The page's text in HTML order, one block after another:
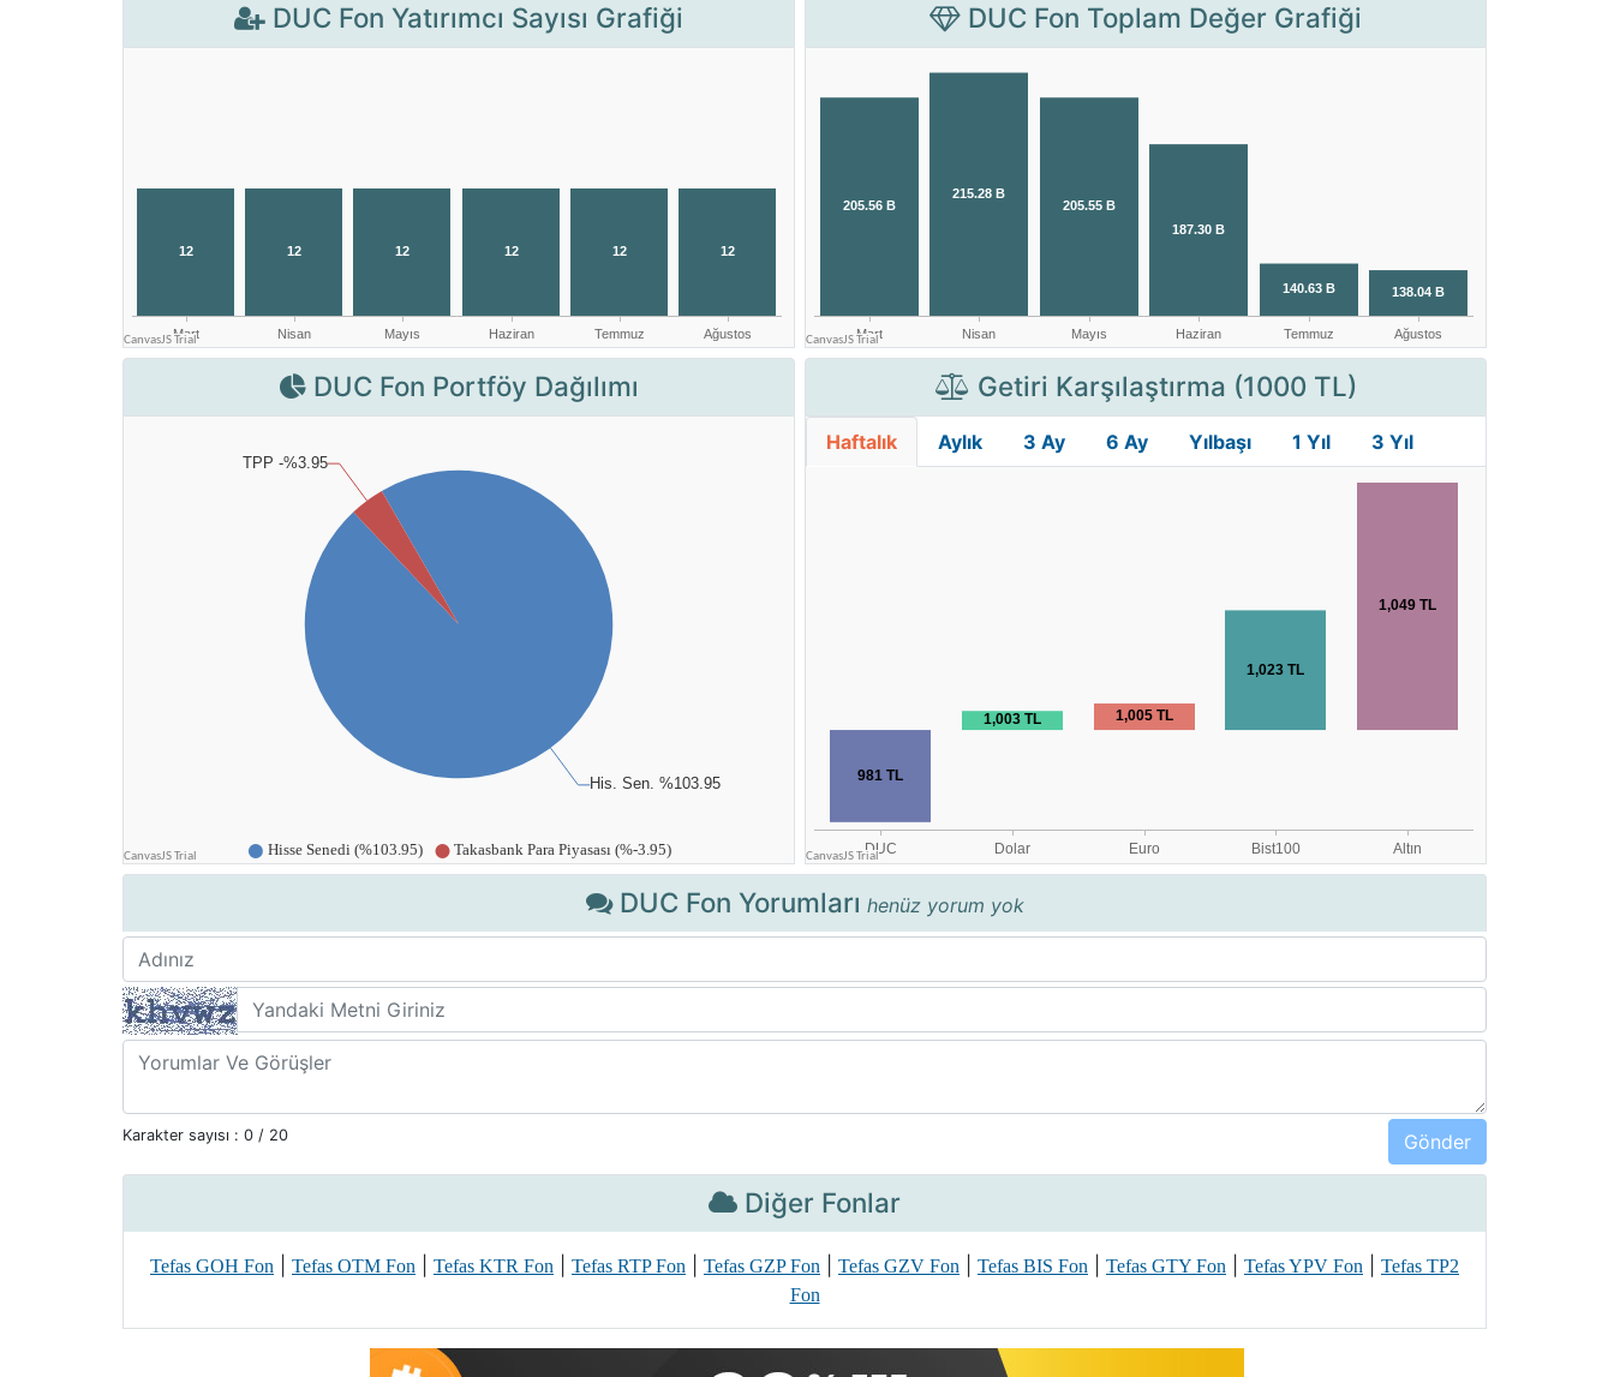
DUC Fon Yatırımcı Sayısı Grafiği DUC Fon Toplam Değer Grafiği
DUC Fon Portföy Dağılımı Getiri Karşılaştırma (1000 TL)
Haftalık Aylık 3 Ay 6 Ay Yılbaşı 1 Yıl 3 Yıl
DUC Fon Yorumları henüz yorum yok
Karakter sayısı : 0 / 20
Diğer Fonlar
Tefas GOH Fon Tefas OTM Fon Tefas KTR Fon Tefas RTP Fon Tefas GZP Fon Tefas GZV Fon Tefas BIS Fon Tefas GTY Fon Tefas YPV Fon
Tefas TP2
Fon